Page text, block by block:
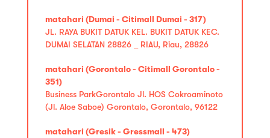
matahari (Dumai - Citimall Dumai - 317)
JL. RAYA BUKIT DATUK KEL. BUKIT DATUK KEC.
DUMAI SELATAN 28826 _ RIAU, Riau, 28826
matahari (Gorontalo - Citimall Gorontalo -
351)
Business ParkGorontalo Jl. HOS Cokroaminoto
(Jl. Aloe Saboe) Gorontalo, Gorontalo, 96122
matahari (Gresik - Gressmall - 473)